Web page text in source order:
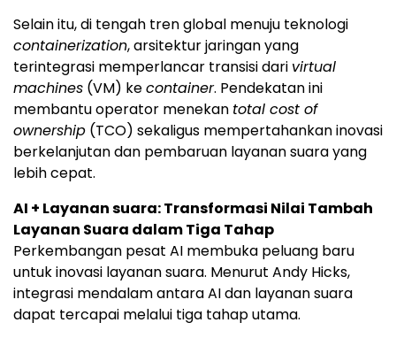
Selain itu, di tengah tren global menuju teknologi
containerization, arsitektur jaringan yang
terintegrasi memperlancar transisi dari virtual
machines (VM) kecontainer. Pendekatan ini
membantu operator menekan total cost of
ownership (TCO) sekaligus mempertahankan inovasi
berkelanjutan dan pembaruan layanan suara yang
lebih cepat.
AI + Layanan suara: Transformasi Nilai Tambah
Layanan Suara dalam Tiga Tahap
Perkembangan pesat AI membuka peluang baru
untuk inovasi layanan suara. Menurut Andy Hicks,
integrasi mendalam antara AI dan layanan suara
dapat tercapai melalui tiga tahap utama.